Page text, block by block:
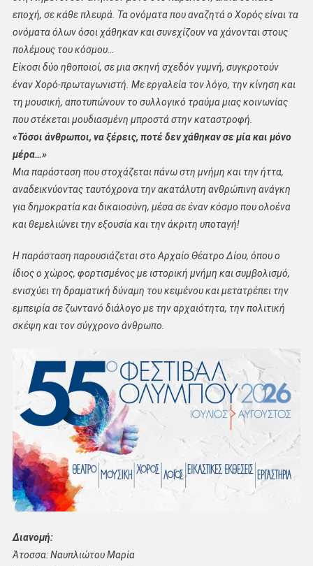
εποχή, σε κάθε πλευρά. Τα ονόματα που αναζητά ο Χορός είναι τα
ονόματα όλων όσοι χάθηκαν και συνεχίζουν να χάνονται στους
πολέμους του κόσμου…
Είκοσι δύο ηθοποιοί, σε μια σκηνή σχεδόν γυμνή, συγκροτούν
έναν Χορό-πρωταγωνιστή. Με εργαλεία τον λόγο, την κίνηση και
τη μουσική, αποτυπώνουν το συλλογικό τραύμα μιας κοινωνίας
που στέκεται μουδιασμένη μπροστά στην καταστροφή.
«Τόσοι άνθρωποι, να ξέρεις, ποτέ δεν χάθηκαν σε μία και μόνο
μέρα…»
Μια παράσταση που στοχάζεται πάνω στη μνήμη και την ήττα,
αναδεικνύοντας ταυτόχρονα την ακατάλυτη ανθρώπινη ανάγκη
για δημοκρατία και δικαιοσύνη, μέσα σε έναν κόσμο που ολοένα
και θεμελιώνει την εξουσία και την άκριτη υποταγή!
Η παράσταση παρουσιάζεται στο Αρχαίο Θέατρο Δίου, όπου ο
ίδιος ο χώρος, φορτισμένος με ιστορική μνήμη και συμβολισμό,
ενισχύει τη δραματική δύναμη του κειμένου και μετατρέπει την
εμπειρία σε ζωντανό διάλογο με την αρχαιότητα, την πολιτική
σκέψη και τον σύγχρονο άνθρωπο.
Διανομή:
Άτοσσα: Ναυπλιώτου Μαρία